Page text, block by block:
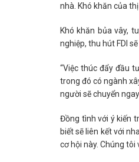
nhà. Khó khăn của
Khó khăn bủa vây,
nghiệp, thu hút FDI
“Việc thúc đẩy đầu
trong đó có ngành
người sẽ chuyển
Đồng tình với ý kiến
biết sẽ liên kết với
cơ hội này. Chúng tôi